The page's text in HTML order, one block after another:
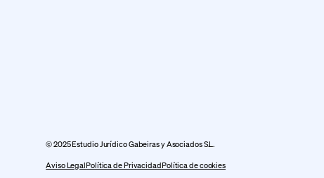
© 2025 Estudio Jurídico Gabeiras y Asociados S.L.
Aviso LegalPolítica de PrivacidadPolítica de cookies